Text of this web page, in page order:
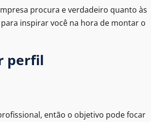
procura e verdadeiro quanto às
inspirar você na hora de montar o
perfil
então o objetivo pode focar